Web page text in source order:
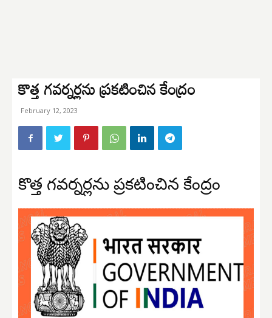
కొత్త గవర్నర్లను ప్రకటించిన కేంద్రం
February 12, 2023
కొత్త గవర్నర్లను ప్రకటించిన కేంద్రం